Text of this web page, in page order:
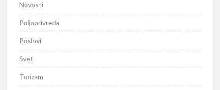
Novosti
Poljoprivreda
Poslovi
Svet
Turizam